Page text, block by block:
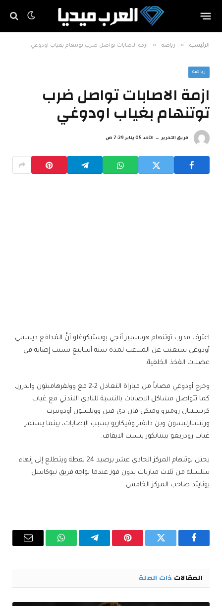
الرئيسية » رياضة » ازمة الاصابات تواصل ضرب توتنهام بغياب اودوغي
رياضة
ازمة الاصابات تواصل ضرب
توتنهام بغياب اودوغي
فريق التحرير الأحد 05 يناير 7:29 ص
اعترف مدرب ​توتنهام هوتسبير​ أنجي بوستيكوغلو أنَّ المُدافع ديستني
أودوغي سيغيب عن الملاعب لمدة ستة أسابيع بسبب إصابة في
عضلات الفخذ الخلفية.
وخرج أودوغي مصاباً من مباراة التعادل 2-2 مع وولفرهامبتون واندررز،
كما تتواصل مشاكل الاصابات بالنسبة للنادي اللندني مع غياب
كريستيان روميرو وميكي فان دي فين وويلسون أودوبيرت
وريتشارليسون وبن دايفيز وفيكاريو بسبب الإصابات، بينما يستمر
غياب رودريغو بينتانكور بسبب الايقاف.
يحتل توتنهام المركز الحادي عشر برصيد 24 نقطة ويتطلع إلى إنهاء
سلسلة من ثلاث مباريات بدون فوز عندما يواجه فريق نيوكاسل
يونايتد صاحب المركز الخامس.
فيسبوك تويتر بينتيريستتيلقرام واتساب البريد
المقالات ذات الصلة